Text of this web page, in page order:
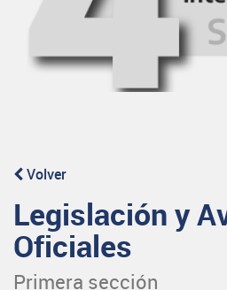
Volver
Legislación y
Oficiales
Primera sección